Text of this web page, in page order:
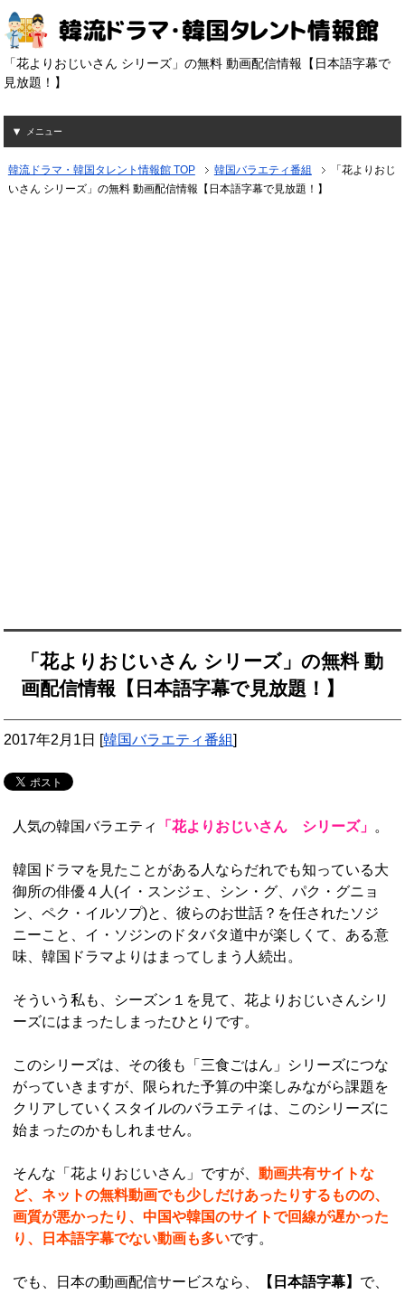
「花よりおじいさん シリーズ」の無料 動画配信情報【日本語字幕で
見放題！】
メニュー
韓流ドラマ・韓国タレント情報館 TOP 韓国バラエティ番組
「花よりおじ
いさん シリーズ」の無料 動画配信情報【日本語字幕で見放題！】
「花よりおじいさん シリーズ」の無料 動
画配信情報【日本語字幕で見放題！】
2017年2月1日 [韓国バラエティ番組]
人気の韓国バラエティ 「花よりおじいさん シリーズ」 。
韓国ドラマを見たことがある人ならだれでも知っている大
御所の俳優４人(イ・スンジェ、シン・グ、パク・グニョ
ン、ペク・イルソプ)と、彼らのお世話？を任されたソジ
ニーこと、イ・ソジンのドタバタ道中が楽しくて、ある意
味、韓国ドラマよりはまってしまう人続出。
そういう私も、シーズン１を見て、花よりおじいさんシリ
ーズにはまったしまったひとりです。
このシリーズは、その後も「三食ごはん」シリーズにつな
がっていきますが、限られた予算の中楽しみながら課題を
クリアしていくスタイルのバラエティは、このシリーズに
始まったのかもしれません。
そんな「花よりおじいさん」ですが、動画共有サイトな
ど、ネットの無料動画でも少しだけあったりするものの、
画質が悪かったり、中国や韓国のサイトで回線が遅かった
り、日本語字幕でない動画も多いです。
でも、日本の動画配信サービスなら、 【日本語字幕】 で、